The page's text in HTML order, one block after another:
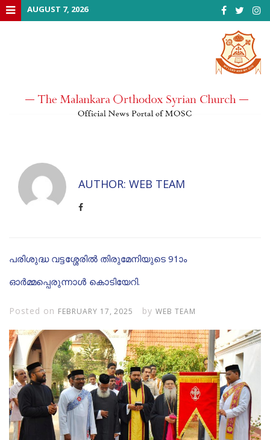
Skip
to
AUGUST 7, 2026
AUTHOR: WEB TEAM
പരിശുദ്ധ വട്ടശ്ശേരിൽ തിരുമേനിയുടെ 91ാം
ഓർമ്മപ്പെരുന്നാൾ കൊടിയേറി.
Posted on FEBRUARY 17, 2025 byWEB TEAM